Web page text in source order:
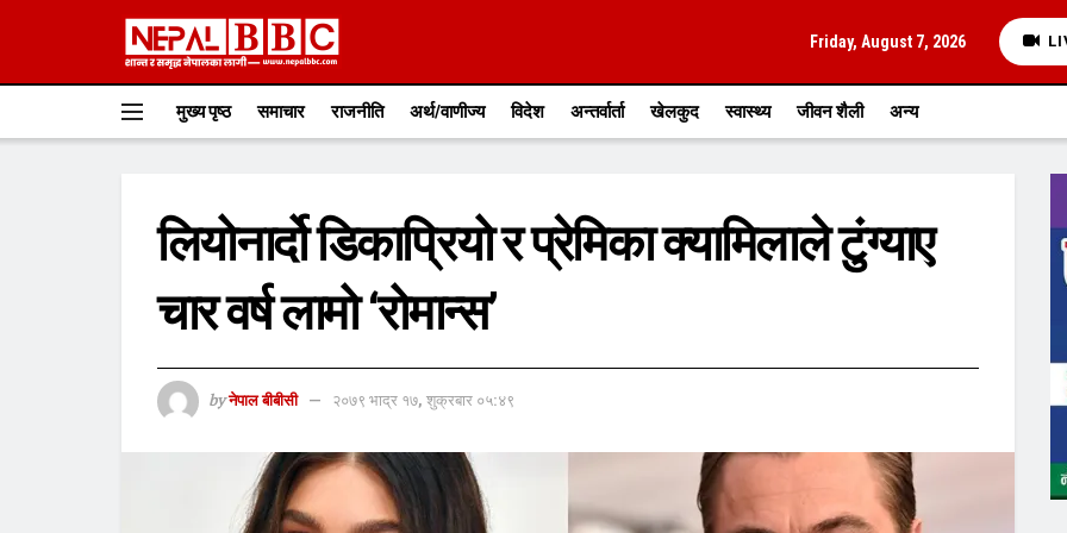
Friday, August 7, 2026
मुख्य पृष्ठ समाचार राजनीति अर्थ/वाणीज्य विदेश अन्तर्वार्ता खेलकुद स्वास्थ्य जीवन शैली अन्य
लियोनार्दो डिकाप्रियो र प्रेमिका क्यामिलाले टुंग्याए
चार वर्ष लामो ‘रोमान्स’
by नेपाल बीबीसी २०७९ भाद्र १७, शुक्रबार ०५:४९